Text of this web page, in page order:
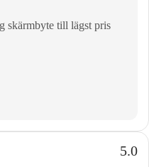
skärmbyte till lägst pris
5.0